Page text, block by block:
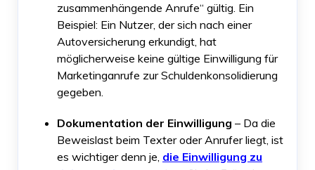
zusammenhängende Anrufe“ gültig. Ein
Beispiel: Ein Nutzer, der sich nach einer
Autoversicherung erkundigt, hat
möglicherweise keine gültige Einwilligung für
Marketinganrufe zur Schuldenkonsolidierung
gegeben.
Dokumentation der Einwilligung – Da die
Beweislast beim Texter oder Anrufer liegt, ist
es wichtiger denn je, die Einwilligung zu